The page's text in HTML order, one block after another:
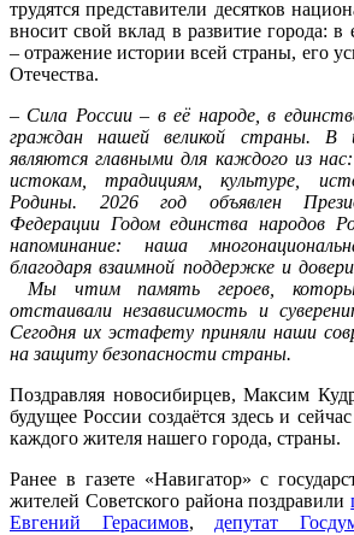
трудятся представители десятков
вносит свой вклад в развитие города:
– отражение истории всей страны, его
Отечества.
– Сила России – в её народе, в
граждан нашей великой страны. В
являются главными для каждого из
истокам, традициям, культуре,
Родины. 2026 год объявлен
Федерации Годом единства народов
напоминание: наша
благодаря взаимной поддержке и
Мы чтим память героев,
отстаивали независимость и
Сегодня их эстафету приняли наши
на защиту безопасности страны.
Поздравляя новосибирцев, Максим
будущее России создаётся здесь и
каждого жителя нашего города, страны.
Ранее в газете «Навигатор» с
жителей Советского района поздравили
Евгений Герасимов, депутат